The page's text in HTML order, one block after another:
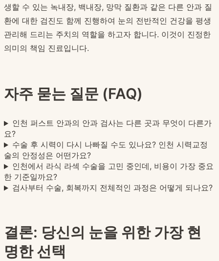
생할 수 있는 녹내장, 백내장, 망막 질환과 같은 다른 안과 질
환에 대한 검진도 함께 진행하여 눈의 전반적인 건강을 평생
관리해 드리는 주치의 역할을 하고자 합니다. 이것이 진정한
의미의 책임 진료입니다.
자주 묻는 질문 (FAQ)
인천 퍼스트 안과의 안과 검사는 다른 곳과 무엇이 다른가
요?
수술 후 시력이 다시 나빠질 수도 있나요? 인천 시력교정
술의 안정성은 어떤가요?
인천에서 라식 라섹 수술을 고민 중인데, 비용이 가장 중요
한 기준일까요?
검사부터 수술, 회복까지 전체적인 과정은 어떻게 되나요?
결론: 당신의 눈을 위한 가장 현
명한 선택